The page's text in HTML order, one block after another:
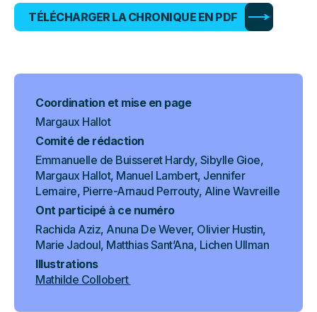
TÉLÉCHARGER LA CHRONIQUE EN PDF
Coordination et mise en page
Margaux Hallot
Comité de rédaction
Emmanuelle de Buisseret Hardy, Sibylle Gioe,
Margaux Hallot, Manuel Lambert, Jennifer
Lemaire, Pierre-Arnaud Perrouty, Aline Wavreille
Ont participé à ce numéro
Rachida Aziz, Anuna De Wever, Olivier Hustin,
Marie Jadoul, Matthias Sant’Ana, Lichen Ullman
Illustrations
Mathilde Collobert